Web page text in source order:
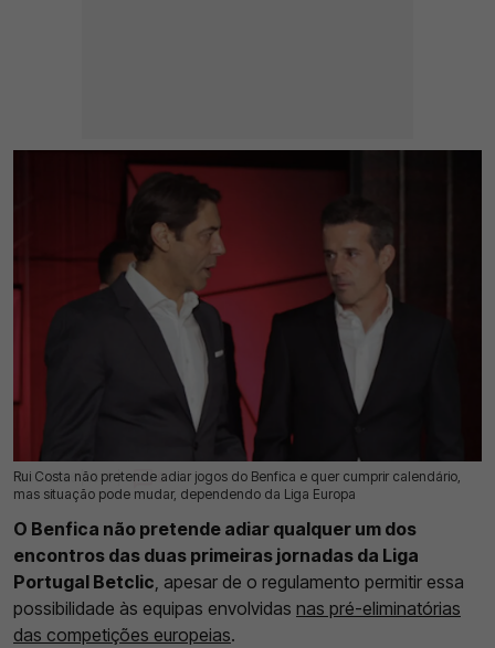
Rui Costa não pretende adiar jogos do Benfica e quer cumprir calendário,
mas situação pode mudar, dependendo da Liga Europa
19 Jul 2026 | 16:13 | 0
O Benfica não pretende adiar qualquer um dos
encontros das duas primeiras jornadas da Liga
Portugal Betclic, apesar de o regulamento permitir essa
possibilidade às equipas envolvidas nas pré-eliminatórias
das competições europeias.